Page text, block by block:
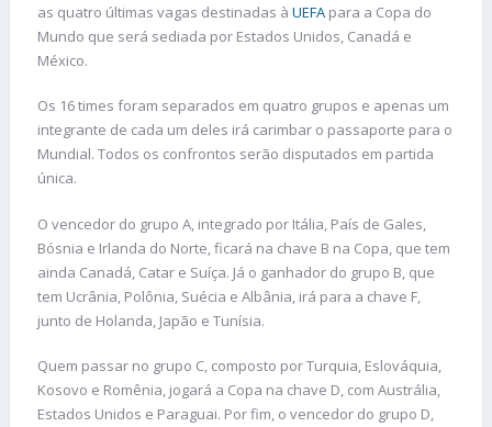
as quatro últimas vagas destinadas à UEFA para a Copa do
Mundo que será sediada por Estados Unidos, Canadá e
México.
Os 16 times foram separados em quatro grupos e apenas um
integrante de cada um deles irá carimbar o passaporte para o
Mundial. Todos os confrontos serão disputados em partida
única.
O vencedor do grupo A, integrado por Itália, País de Gales,
Bósnia e Irlanda do Norte, ficará na chave B na Copa, que tem
ainda Canadá, Catar e Suíça. Já o ganhador do grupo B, que
tem Ucrânia, Polônia, Suécia e Albânia, irá para a chave F,
junto de Holanda, Japão e Tunísia.
Quem passar no grupo C, composto por Turquia, Eslováquia,
Kosovo e Romênia, jogará a Copa na chave D, com Austrália,
Estados Unidos e Paraguai. Por fim, o vencedor do grupo D,